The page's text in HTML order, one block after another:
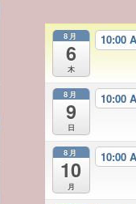
8月
6
木
10:00
8月
9
日
10:00
8月
10
月
10:00